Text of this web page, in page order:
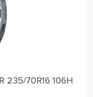
235/70R16 106H